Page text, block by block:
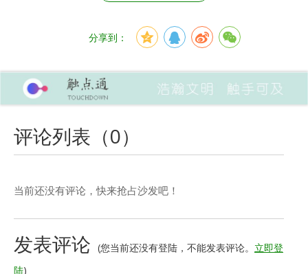
分享到：
评论列表（0）
当前还没有评论，快来抢占沙发吧！
发表评论 (您当前还没有登陆，不能发表评论。 立即登
陆)